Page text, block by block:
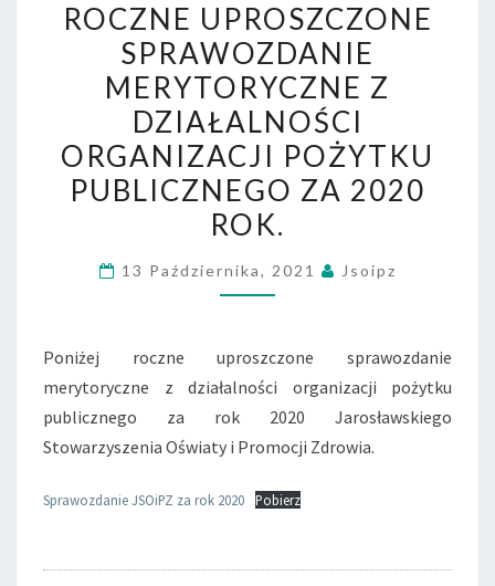
UPROSZCZONE
SPRAWOZDANIE
MERYTORYCZNE
Z
DZIAŁALNOŚCI
ORGANIZACJI
POŻYTKU
PUBLICZNEGO
2020
ROCZNE UPROSZCZONE
SPRAWOZDANIE
MERYTORYCZNE Z
DZIAŁALNOŚCI
ORGANIZACJI POŻYTKU
PUBLICZNEGO ZA 2020
ROK.
13 Października, 2021 Jsoipz
Poniżej roczne uproszczone sprawozdanie
merytoryczne z działalności organizacji pożytku
publicznego za rok 2020 Jarosławskiego
Stowarzyszenia Oświaty i Promocji Zdrowia.
Sprawozdanie JSOiPZ za rok 2020 Pobierz